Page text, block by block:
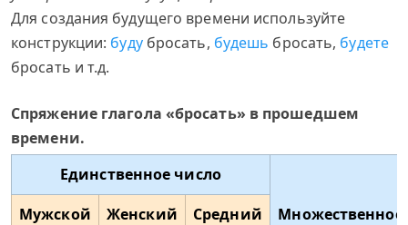
Для создания будущего времени используйте
конструкции: будубросать, будешь бросать, будете
бросать и т.д.
Спряжение глагола «бросать» в прошедшем
времени.
Единственное число
Множественное
Мужской
Женский
Средний